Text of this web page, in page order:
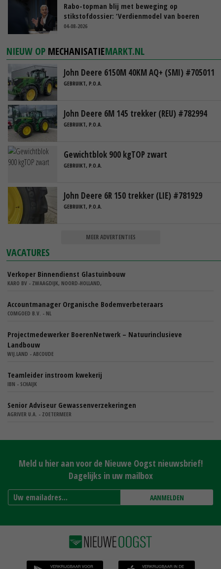
Rabo-topman blij met beweging op
stikstofdossier: ‘Verdienmodel van boeren
blijft cruciaal’
04-08-2026
NIEUW OP MECHANISATIEMARKT.NL
John Deere 6150M 40KM AQ+ (SMI) #705011
GEBRUIKT, P.O.A.
John Deere 6M 145 trekker (REU) #782994
GEBRUIKT, P.O.A.
Gewichtblok 900 kgTOP zwart
GEBRUIKT, P.O.A.
John Deere 6R 150 trekker (LIE) #781929
GEBRUIKT, P.O.A.
MEER ADVERTENTIES
VACATURES
Verkoper Binnendienst Glastuinbouw
KARO BV - ZWAAGDIJK, NOORD-HOLLAND,
Accountmanager Organische Bodemverbeteraars
COMGOED B.V. - NL
Projectmedewerker BoerenNetwerk – Natuurinclusieve
Landbouw
WIJ.LAND - ABCOUDE
Teamleider instroom kwekerij
IBN - SCHAIJK
Senior Adviseur Gewassenverzekeringen
AGRIVER U.A. - ZOETERMEER
Meld u hier aan voor de Nieuwe Oogst nieuwsbrief!
Dagelijks in uw mailbox
AANMELDEN